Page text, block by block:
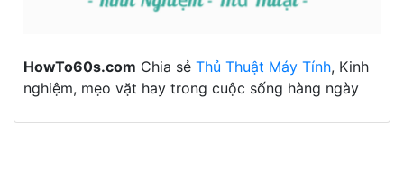
HowTo60s.com Chia sẻ Thủ Thuật Máy Tính, Kinh
nghiệm, mẹo vặt hay trong cuộc sống hàng ngày